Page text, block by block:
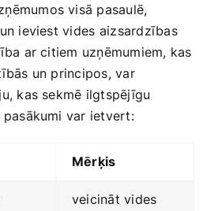
visā pasaulē,⁢
ieviest vides ⁣aizsardzības
ar citiem uzņēmumiem, kas
un principos, var
kas sekmē ilgtspējīgu
‌var ietvert:
Mērķis
veicināt vides